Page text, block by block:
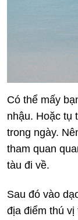
Có thể mấy
nhậu. Hoặc tụ
trong ngày.
tham quan
tàu đi về.
Sau đó vào
địa điểm thú